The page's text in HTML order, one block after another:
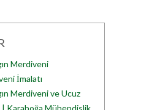
Merdiveni
İmalatı
Merdiveni ve Ucuz
| Karaboğa Mühendislik